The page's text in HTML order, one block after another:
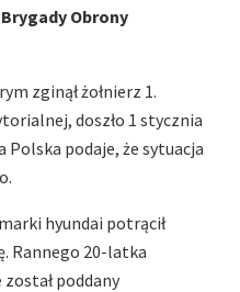
Obrony
zginął żołnierz 1.
doszło 1 stycznia
Polska podaje, że sytuacja
hyundai potrącił
Rannego 20-latka
poddany